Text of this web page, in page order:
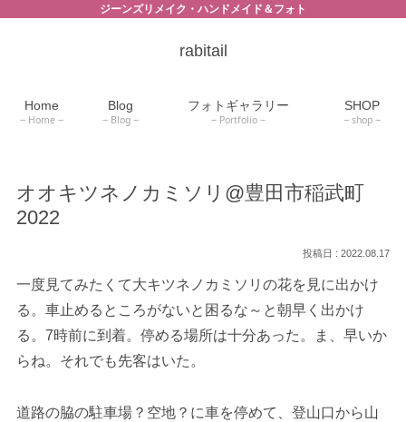
ジーンズリメイク・ハンドメイド＆フォト
rabitail
Home
Home
Blog
Blog
フォトギャラリー
Portfolio
SHOP
shop
オオキツネノカミソリ@豊田市稲武町
2022
2022.08.17
一度見てみたくて大キツネノカミソリの花を見に出かけ
る。車止めるところがないと困るな～と朝早く出かけ
る。7時前に到着。停める場所は十分あった。ま、早いか
らね。それでも先客はいた。
道路の脇の駐車場？空地？に車を停めて、登山口から山